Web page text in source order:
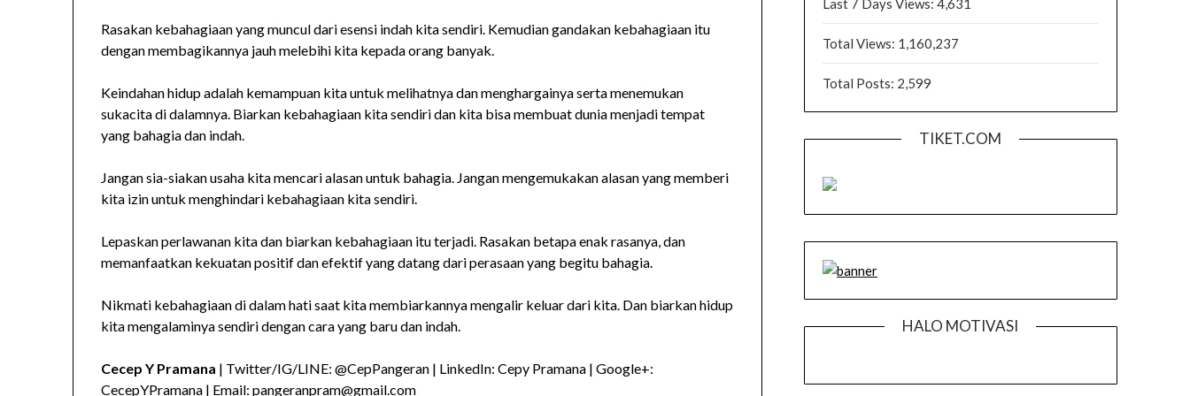
Rasakan kebahagiaan yang muncul dari esensi indah kita sendiri. Kemudian gandakan kebahagiaan itu
dengan membagikannya jauh melebihi kita kepada orang banyak.
Keindahan hidup adalah kemampuan kita untuk melihatnya dan menghargainya serta menemukan
sukacita di dalamnya. Biarkan kebahagiaan kita sendiri dan kita bisa membuat dunia menjadi tempat
yang bahagia dan indah.
Jangan sia-siakan usaha kita mencari alasan untuk bahagia. Jangan mengemukakan alasan yang memberi
kita izin untuk menghindari kebahagiaan kita sendiri.
Lepaskan perlawanan kita dan biarkan kebahagiaan itu terjadi. Rasakan betapa enak rasanya, dan
memanfaatkan kekuatan positif dan efektif yang datang dari perasaan yang begitu bahagia.
Nikmati kebahagiaan di dalam hati saat kita membiarkannya mengalir keluar dari kita. Dan biarkan hidup
kita mengalaminya sendiri dengan cara yang baru dan indah.
Cecep Y Pramana | Twitter/IG/LINE: @CepPangeran | LinkedIn: Cepy Pramana | Google+:
CecepYPramana | Email: pangeranpram@gmail.com
Last 7 Days Views: 4,631
Total Views: 1,160,237
Total Posts: 2,599
TIKET.COM
HALO MOTIVASI